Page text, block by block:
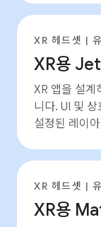
XR 헤드셋 |
XR용
XR 앱을 설계
니다. UI 및
설정된 레이
XR 헤드셋 |
XR용